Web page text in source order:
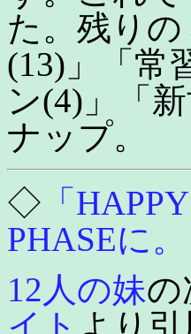
た。残り
(13)」「常
ン(4)」「
ナップ。
◇ 「
PHASEに。
12人の妹の
イト より引